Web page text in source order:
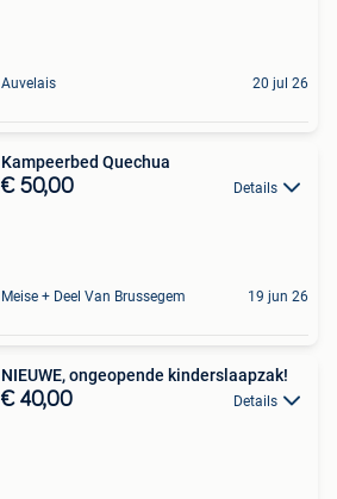
Auvelais 20 jul 26
Kampeerbed Quechua
€ 50,00 Details
Meise + Deel Van Brussegem 19 jun 26
NIEUWE, ongeopende kinderslaapzak!
€ 40,00 Details